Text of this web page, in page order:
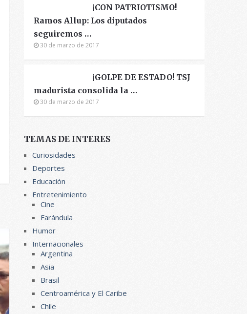
¡CON PATRIOTISMO!
Ramos Allup: Los diputados
seguiremos …
30 de marzo de 2017
¡GOLPE DE ESTADO! TSJ
madurista consolida la …
30 de marzo de 2017
TEMÁS DE INTERÉS
Curiosidades
Deportes
Educación
Entretenimiento
Cine
Farándula
Humor
Internacionales
Argentina
Asia
Brasil
Centroamérica y El Caribe
Chile